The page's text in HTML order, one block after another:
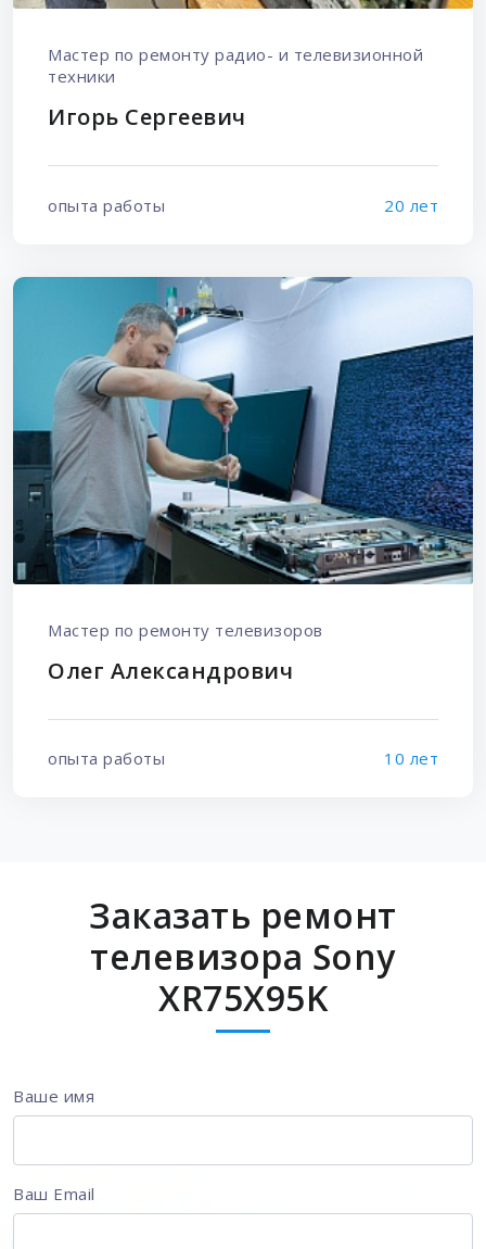
Мастер по ремонту радио- и телевизионной
техники
Игорь Сергеевич
опыта работы 20 лет
Мастер по ремонту телевизоров
Олег Александрович
опыта работы 10 лет
Заказать ремонт
телевизора Sony
XR75X95K
Ваше имя
Ваш Email